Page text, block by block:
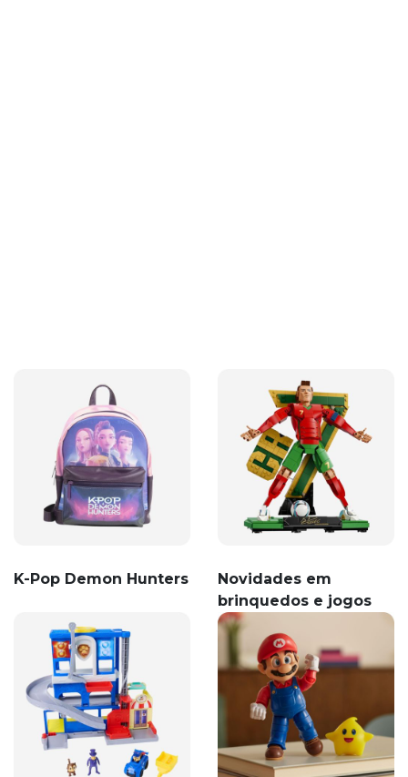
K-Pop Demon Hunters
Novidades em
brinquedos e jogos